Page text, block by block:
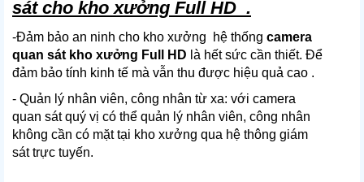
sát cho kho xưởng Full HD .
-Đảm bảo an ninh cho kho xưởng hệ thống camera
quan sát kho xưởng Full HD là hết sức cần thiết. Để
đảm bảo tính kinh tế mà vẫn thu được hiệu quả cao .
- Quản lý nhân viên, công nhân từ xa: với camera
quan sát quý vị có thể quản lý nhân viên, công nhân
không cần có mặt tại kho xưởng qua hệ thông giám
sát trực tuyến.